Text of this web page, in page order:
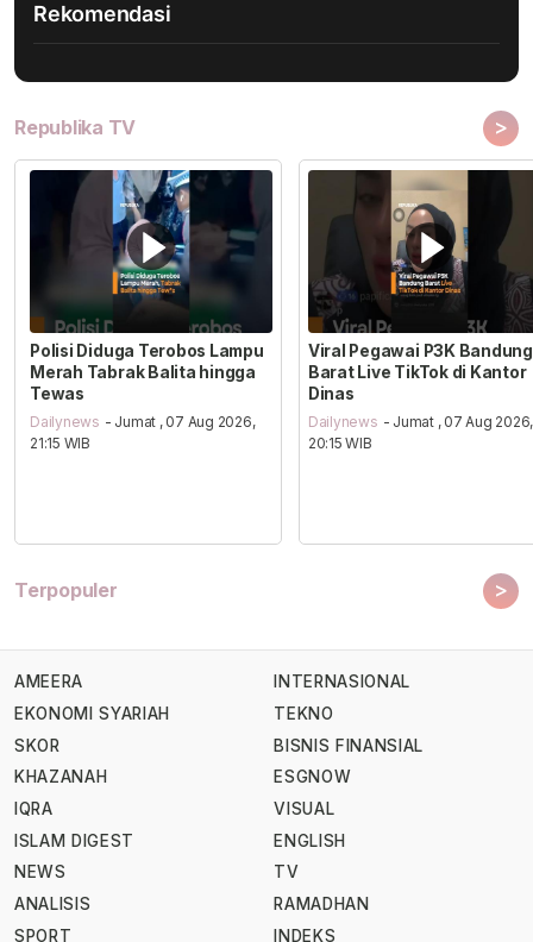
Rekomendasi
Republika TV >
Polisi Diduga Terobos Lampu
Merah Tabrak Balita hingga
Tewas
Dailynews - Jumat , 07 Aug 2026,
21:15 WIB
Viral Pegawai P3K Bandung
Barat Live TikTok di Kantor
Dinas
Dailynews - Jumat , 07 Aug 2026,
20:15 WIB
Terpopuler >
AMEERA
EKONOMI SYARIAH
SKOR
KHAZANAH
IQRA
ISLAM DIGEST
NEWS
ANALISIS
SPORT
INTERNASIONAL
TEKNO
BISNIS FINANSIAL
ESGNOW
VISUAL
ENGLISH
TV
RAMADHAN
INDEKS